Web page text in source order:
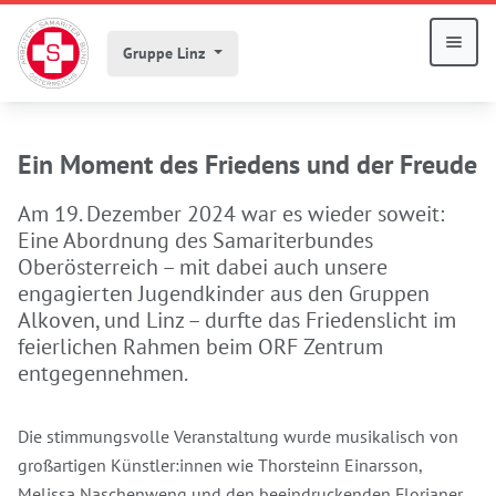
Gruppe Linz
Ein Moment des Friedens und der Freude
Am 19. Dezember 2024 war es wieder soweit:
Eine Abordnung des Samariterbundes
Oberösterreich – mit dabei auch unsere
engagierten Jugendkinder aus den Gruppen
Alkoven, und Linz – durfte das Friedenslicht im
feierlichen Rahmen beim ORF Zentrum
entgegennehmen.
Die stimmungsvolle Veranstaltung wurde musikalisch von
großartigen Künstler:innen wie Thorsteinn Einarsson,